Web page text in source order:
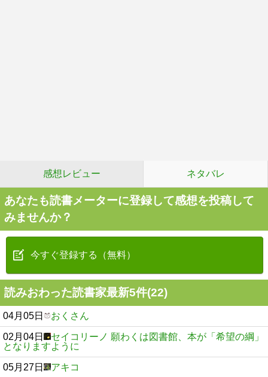
感想レビュー ネタバレ
あなたも読書メーターに登録して感想を投稿して
みませんか？
今すぐ登録する（無料）
読みおわった読書家最新5件(22)
04月05日 おくさん
02月04日
セイコリーノ 願わくは図書館、本が「希望の綱」
となりますように
05月27日 アキコ